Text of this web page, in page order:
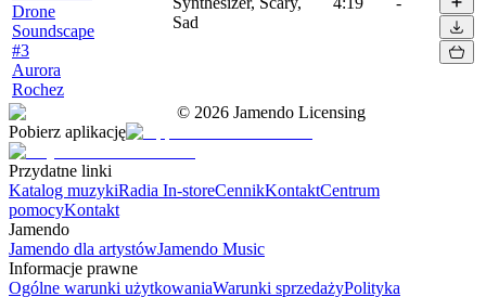
Drone
Soundscape
#3
Aurora
Rochez
Sad
© 2026 Jamendo Licensing
Pobierz aplikację
Przydatne linki
Katalog muzykiRadia In-storeCennikKontaktCentrum
pomocyKontakt
Jamendo
Jamendo dla artystówJamendo Music
Informacje prawne
Ogólne warunki użytkowaniaWarunki sprzedażyPolityka